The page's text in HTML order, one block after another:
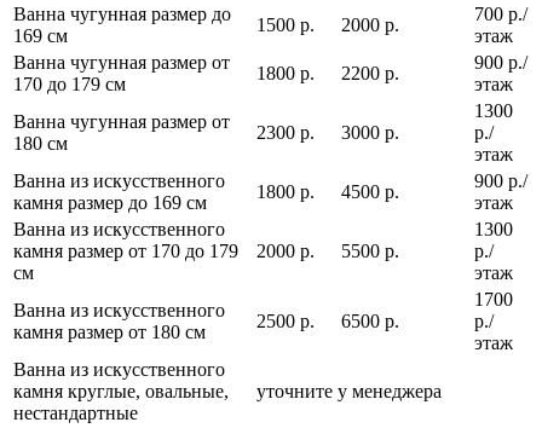
Ванна чугунная размер до
169 см
1500 р. 2000 р.
700 р./
этаж
Ванна чугунная размер от
170 до 179 см
1800 р. 2200 р.
900 р./
этаж
Ванна чугунная размер от
180 см
2300 р. 3000 р.
1300
р./
этаж
Ванна из искусственного
камня размер до 169 см
1800 р. 4500 р.
900 р./
этаж
Ванна из искусственного
камня размер от 170 до 179
см
2000 р. 5500 р.
1300
р./
этаж
Ванна из искусственного
камня размер от 180 см
2500 р. 6500 р.
1700
р./
этаж
Ванна из искусственного
камня круглые, овальные,
нестандартные
уточните у менеджера